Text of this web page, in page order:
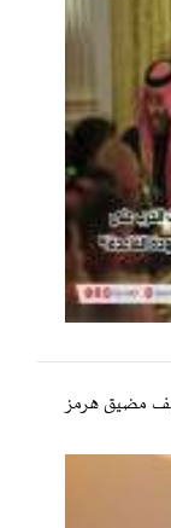
مضيق هرمز